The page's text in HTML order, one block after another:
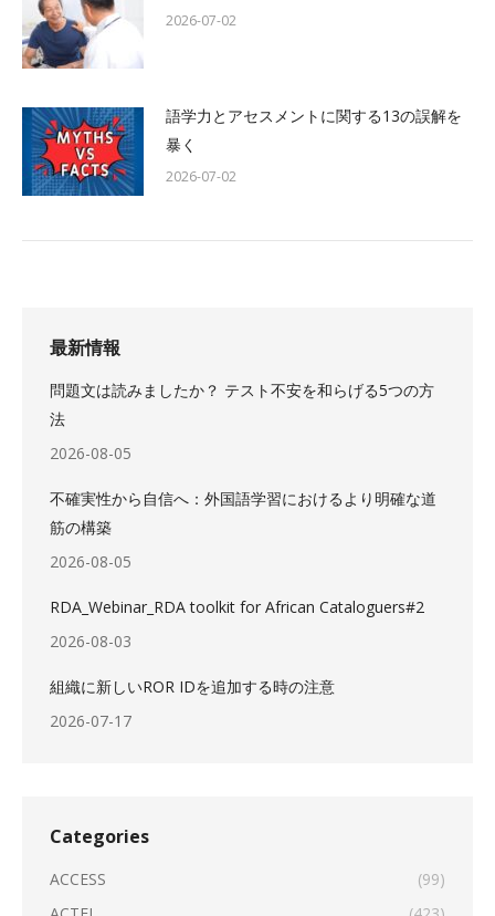
2026-07-02
語学力とアセスメントに関する13の誤解を
暴く
2026-07-02
最新情報
問題文は読みましたか？ テスト不安を和らげる5つの方
法
2026-08-05
不確実性から自信へ：外国語学習におけるより明確な道
筋の構築
2026-08-05
RDA_Webinar_RDA toolkit for African Cataloguers#2
2026-08-03
組織に新しいROR IDを追加する時の注意
2026-07-17
Categories
ACCESS
(99)